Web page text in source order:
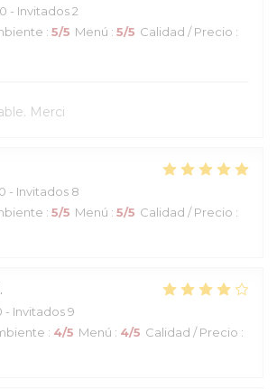
- Invitados 2
: 5/5 Menú : 5/5 Calidad / Precio :
Merci
- Invitados 8
: 5/5 Menú : 5/5 Calidad / Precio :
- Invitados 9
: 4/5 Menú : 4/5 Calidad / Precio :